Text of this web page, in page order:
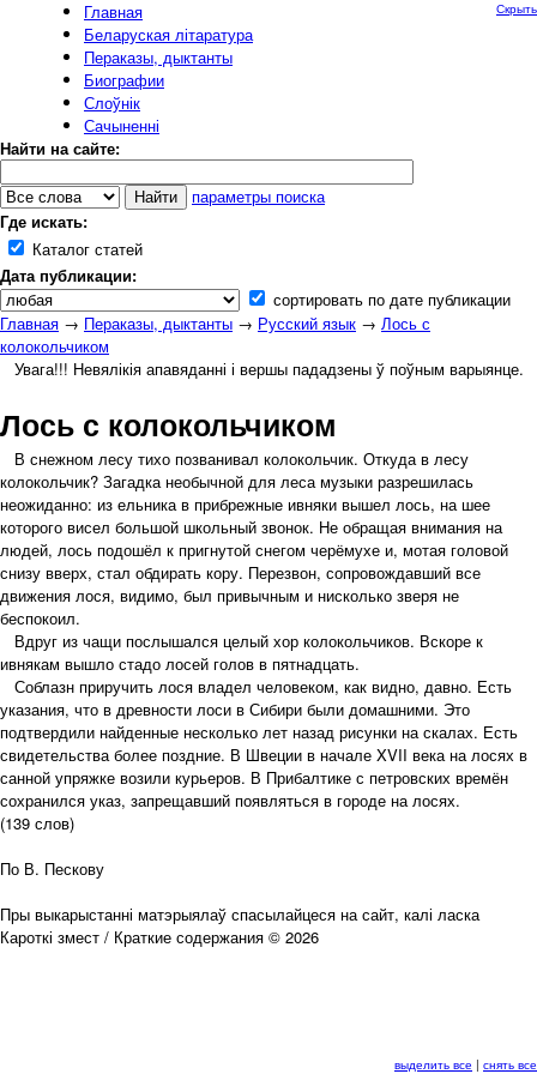
Главная
Беларуская літаратура
Пераказы, дыктанты
Биографии
Слоўнік
Сачыненні
Найти на сайте:
параметры поиска
Где искать:
Каталог статей
Дата публикации:
сортировать по дате публикации
Скрыть
выделить все | снять все
Главная → Пераказы, дыктанты → Русский язык → Лось с
колокольчиком
Увага!!! Невялікія апавяданні і вершы пададзены ў поўным варыянце.
Лось с колокольчиком
В снежном лесу тихо позванивал колокольчик. Откуда в лесу
колокольчик? Загадка необычной для леса музыки разрешилась
неожиданно: из ельника в прибрежные ивняки вышел лось, на шее
которого висел большой школьный звонок. Не обращая внимания на
людей, лось подошёл к пригнутой снегом черёмухе и, мотая головой
снизу вверх, стал обдирать кору. Перезвон, сопровождавший все
движения лося, видимо, был привычным и нисколько зверя не
беспокоил.
Вдруг из чащи послышался целый хор колокольчиков. Вскоре к
ивнякам вышло стадо лосей голов в пятнадцать.
Соблазн приручить лося владел человеком, как видно, давно. Есть
указания, что в древности лоси в Сибири были домашними. Это
подтвердили найденные несколько лет назад рисунки на скалах. Есть
свидетельства более поздние. В Швеции в начале XVII века на лосях в
санной упряжке возили курьеров. В Прибалтике с петровских времён
сохранился указ, запрещавший появляться в городе на лосях.
(139 слов)
По В. Пескову
Пры выкарыстанні матэрыялаў спасылайцеся на сайт, калі ласка
Кароткі змест / Краткие содержания © 2026